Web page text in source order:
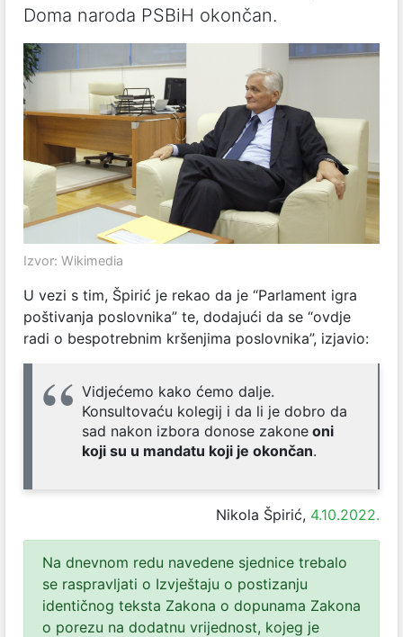
Doma naroda PSBiH okončan.
Izvor: Wikimedia
U vezi s tim, Špirić je rekao da je “Parlament igra
poštivanja poslovnika” te, dodajući da se “ovdje
radi o bespotrebnim kršenjima poslovnika”, izjavio:
Vidjećemo kako ćemo dalje.
Konsultovaću kolegij i da li je dobro da
sad nakon izbora donose zakone oni
koji su u mandatu koji je okončan.
Nikola Špirić, 4.10.2022.
Na dnevnom redu navedene sjednice trebalo
se raspravljati o Izvještaju o postizanju
identičnog teksta Zakona o dopunama Zakona
o porezu na dodatnu vrijednost, kojeg je